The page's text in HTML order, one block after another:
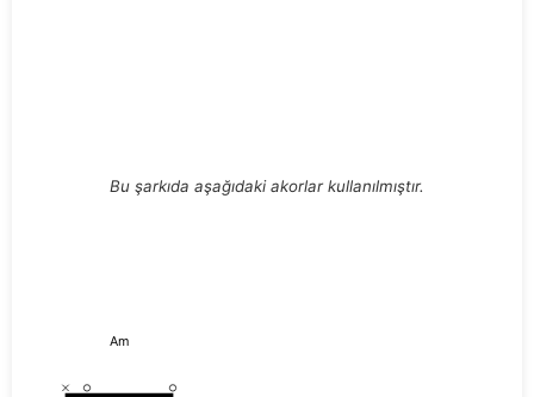
Bu şarkıda aşağıdaki akorlar kullanılmıştır.
Am